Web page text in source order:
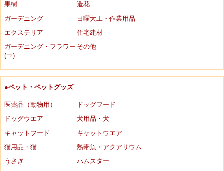
果樹
造花
ガーデニング
日曜大工・作業用品
エクステリア
住宅建材
ガーデニング・フラワー
(⇒)
その他
●ペット・ペットグッズ
医薬品（動物用）
ドッグフード
ドッグウエア
犬用品・犬
キャットフード
キャットウエア
猫用品・猫
熱帯魚・アクアリウム
うさぎ
ハムスター